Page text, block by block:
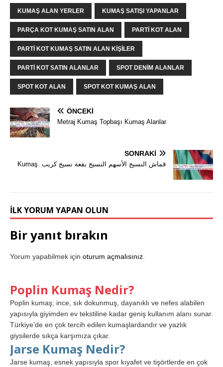
KUMAŞ ALAN YERLER KUMAŞ SATIŞI YAPANLAR
PARÇA KOT KUMAŞ SATIN ALAN PARTI KOT ALAN
PARTI KOT KUMAŞ SATIN ALAN KIŞILER
PARTI KOT SATIN ALANLAR SPOT DENIM ALANLAR
SPOT KOT ALAN SPOT KOT KUMAŞ ALAN
ÖNCEKI
Metraj Kumaş Topbaşı Kumaş Alanlar
SONRAKI
Kumaş. قماش النسيج الأسهم النسيج بقعة نسيج كريب
İLK YORUM YAPAN OLUN
Bir yanıt bırakın
Yorum yapabilmek için oturum açmalısınız
Poplin Kumaş Nedir?
Poplin kumaş; ince, sık dokunmuş, dayanıklı ve nefes alabilen
yapısıyla giyimden ev tekstiline kadar geniş kullanım alanı sunar.
Türkiye’de en çok tercih edilen kumaşlardandır ve yazlık
giysilerde sıkça karşımıza çıkar.
Jarse Kumaş Nedir?
Jarse kumaş, esnek yapısıyla spor kıyafet ve tişörtlerde en çok